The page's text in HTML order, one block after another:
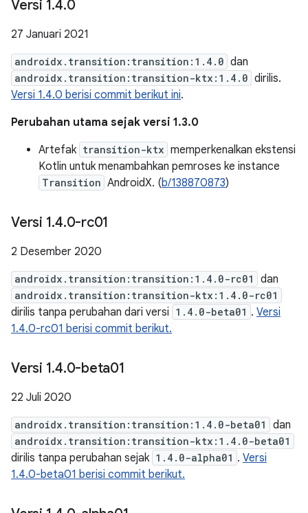
Versi 1.4.0
27 Januari 2021
androidx.transition:transition:1.4.0 dan
androidx.transition:transition-ktx:1.4.0 dirilis.
Versi 1.4.0 berisi commit berikut ini.
Perubahan utama sejak versi 1.3.0
Artefak transition-ktx memperkenalkan ekstensi
Kotlin untuk menambahkan pemroses ke instance
Transition AndroidX. (b/138870873)
Versi 1.4.0-rc01
2 Desember 2020
androidx.transition:transition:1.4.0-rc01 dan
androidx.transition:transition-ktx:1.4.0-rc01
dirilis tanpa perubahan dari versi 1.4.0-beta01 . Versi
1.4.0-rc01 berisi commit berikut.
Versi 1.4.0-beta01
22 Juli 2020
androidx.transition:transition:1.4.0-beta01 dan
androidx.transition:transition-ktx:1.4.0-beta01
dirilis tanpa perubahan sejak 1.4.0-alpha01 . Versi
1.4.0-beta01 berisi commit berikut.